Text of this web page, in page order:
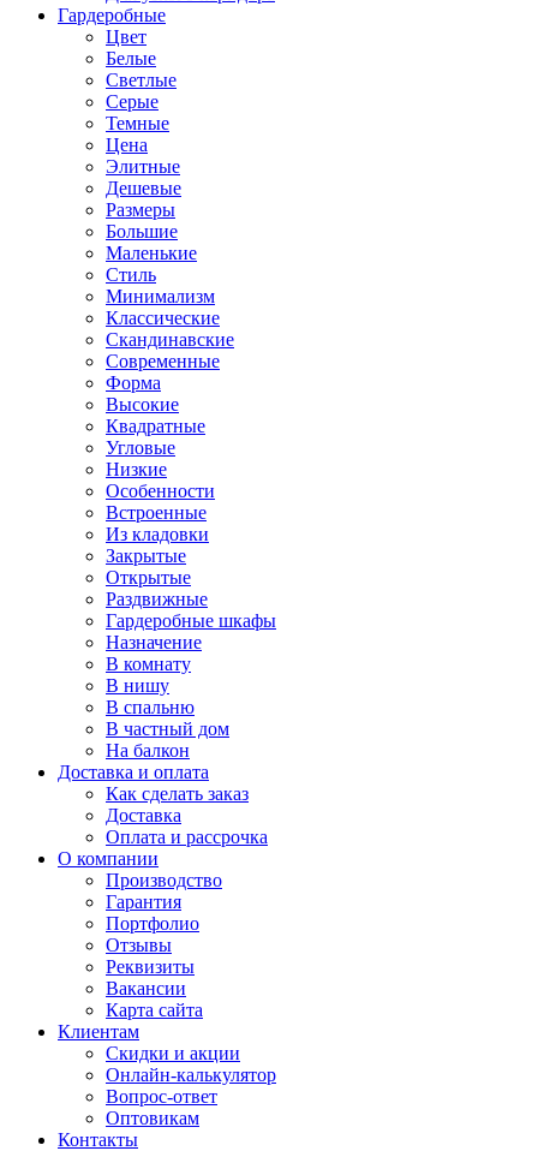
Гардеробные
Цвет
Белые
Светлые
Серые
Темные
Цена
Элитные
Дешевые
Размеры
Большие
Маленькие
Стиль
Минимализм
Классические
Скандинавские
Современные
Форма
Высокие
Квадратные
Угловые
Низкие
Особенности
Встроенные
Из кладовки
Закрытые
Открытые
Раздвижные
Гардеробные шкафы
Назначение
В комнату
В нишу
В спальню
В частный дом
На балкон
Доставка и оплата
Как сделать заказ
Доставка
Оплата и рассрочка
О компании
Производство
Гарантия
Портфолио
Отзывы
Реквизиты
Вакансии
Карта сайта
Клиентам
Скидки и акции
Онлайн-калькулятор
Вопрос-ответ
Оптовикам
Контакты